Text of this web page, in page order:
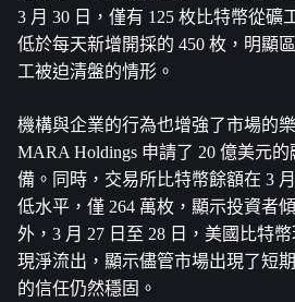
3 月 30 日，僅有 125 枚比特幣從礦
低於每天新增開採的 450 枚，明顯
工被迫清盤的情形。
機構與企業的行為也增強了市場的
MARA Holdings 申請了 20 億美元
備。同時，交易所比特幣餘額在 3
低水平，僅 264 萬枚，顯示投資者
外，3 月 27 日至 28 日，美國比特
現淨流出，顯示儘管市場出現了短
的信任仍然穩固。